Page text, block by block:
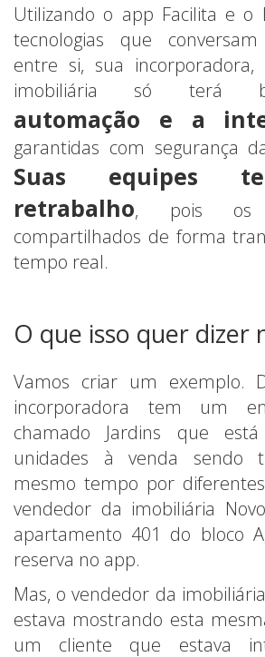
Utilizando o app Facilita e o
tecnologias que
entre si, sua incorporadora,
imobiliária só terá
automação e a
garantidas com segurança
Suas equipes
retrabalho, pois os
compartilhados de forma
tempo real.
O que isso quer dizer
Vamos criar um exemplo.
incorporadora tem um
chamado Jardins que
unidades à venda sendo
mesmo tempo por
vendedor da imobiliária
apartamento 401 do bloco
reserva no app.
Mas, o vendedor da
estava mostrando esta
um cliente que estava